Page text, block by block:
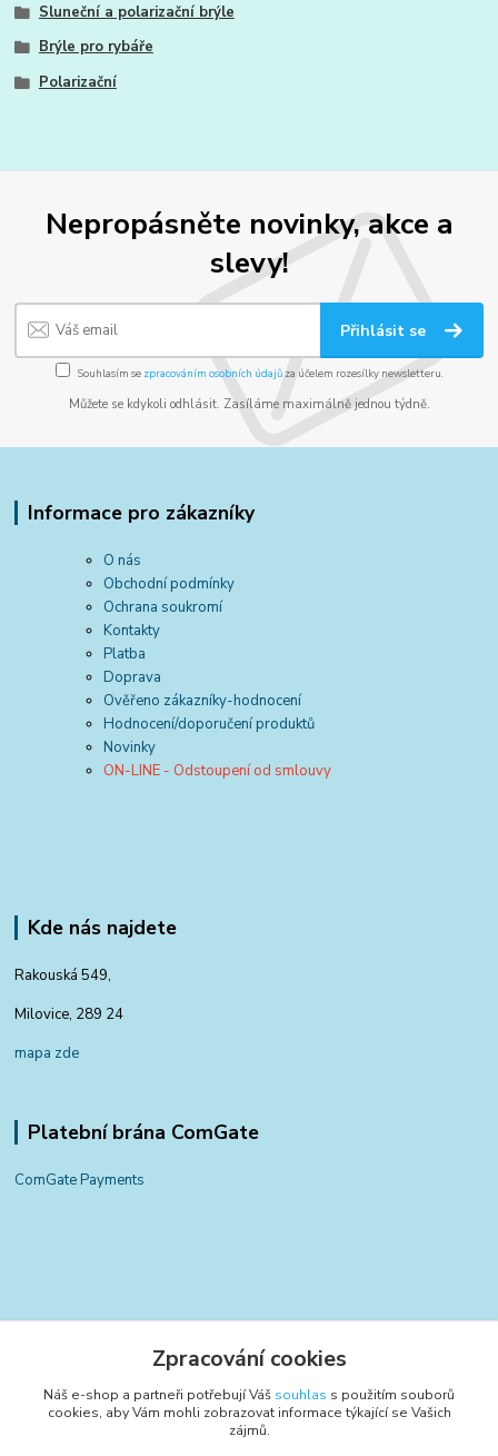
Sluneční a polarizační brýle
Brýle pro rybáře
Polarizační
Nepropásněte novinky, akce a
slevy!
Přihlásit se
Souhlasím se zpracováním osobních údajůza účelem rozesílky newsletteru.
Můžete se kdykoli odhlásit. Zasíláme maximálně jednou týdně.
Informace pro zákazníky
O nás
Obchodní podmínky
Ochrana soukromí
Kontakty
Platba
Doprava
Ověřeno zákazníky-hodnocení
Hodnocení/doporučení produktů
Novinky
ON-LINE - Odstoupení od smlouvy
Kde nás najdete
Rakouská 549,
Milovice, 289 24
mapa zde
Platební brána ComGate
ComGate Payments
+420 797 834 700
(Po-Pá, 8-15:30 hod.)
Zpracování cookies
Náš e-shop a partneři potřebují Váš souhlas s použitím souborů
cookies, aby Vám mohli zobrazovat informace týkající se Vašich
zájmů.